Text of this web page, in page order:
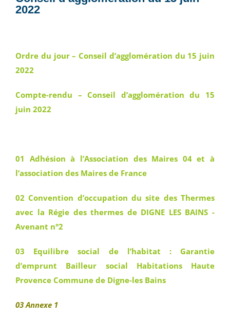
2022
Ordre du jour – Conseil d’agglomération du 15 juin
2022
Compte-rendu – Conseil d’agglomération du 15
juin 2022
01 Adhésion à l’Association des Maires 04 et à
l’association des Maires de France
02 Convention d’occupation du site des Thermes
avec la Régie des thermes de DIGNE LES BAINS -
Avenant n°2
03 Equilibre social de l’habitat : Garantie
d’emprunt Bailleur social Habitations Haute
Provence Commune de Digne-les Bains
03 Annexe 1